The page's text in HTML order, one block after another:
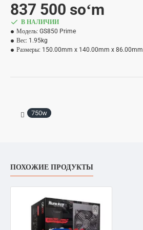
837 500 soʻm
В НАЛИЧИИ
Модель: GS850 Prime
Вес: 1.95kg
Размеры: 150.00mm x 140.00mm x 86.00mm
750w
ПОХОЖИЕ ПРОДУКТЫ